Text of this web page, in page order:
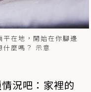
在地，開始在你腳邊
什麼嗎？ 示意
況吧：家裡的